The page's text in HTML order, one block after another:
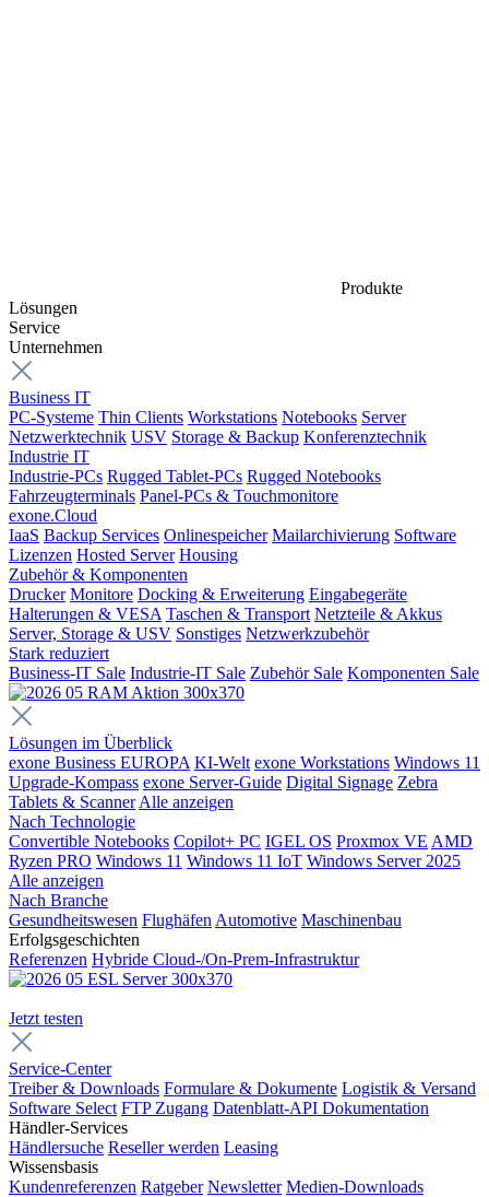
Produkte
Lösungen
Service
Unternehmen
Business IT
PC-Systeme Thin Clients Workstations Notebooks Server
Netzwerktechnik USV Storage & Backup Konferenztechnik
Industrie IT
Industrie-PCs Rugged Tablet-PCs Rugged Notebooks
Fahrzeugterminals Panel-PCs & Touchmonitore
exone.Cloud
IaaS Backup Services Onlinespeicher Mailarchivierung Software
Lizenzen Hosted Server Housing
Zubehör & Komponenten
Drucker Monitore Docking & Erweiterung Eingabegeräte
Halterungen & VESA Taschen & Transport Netzteile & Akkus
Server, Storage & USV Sonstiges Netzwerkzubehör
Stark reduziert
Business-IT Sale Industrie-IT Sale Zubehör Sale Komponenten Sale
Lösungen im Überblick
exone Business EUROPA KI-Welt exone Workstations Windows 11
Upgrade-Kompass exone Server-Guide Digital Signage Zebra
Tablets & Scanner Alle anzeigen
Nach Technologie
Convertible Notebooks Copilot+ PC IGEL OS Proxmox VE AMD
Ryzen PRO Windows 11 Windows 11 IoT Windows Server 2025
Alle anzeigen
Nach Branche
Gesundheitswesen Flughäfen Automotive Maschinenbau
Erfolgsgeschichten
Referenzen Hybride Cloud-/On-Prem-Infrastruktur
Jetzt testen
Service-Center
Treiber & Downloads Formulare & Dokumente Logistik & Versand
Software Select FTP Zugang Datenblatt-API Dokumentation
Händler-Services
Händlersuche Reseller werden Leasing
Wissensbasis
Kundenreferenzen Ratgeber Newsletter Medien-Downloads